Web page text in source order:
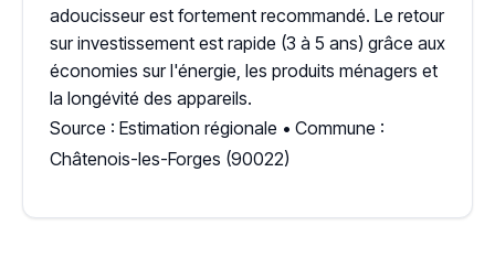
adoucisseur est fortement recommandé. Le retour
sur investissement est rapide (3 à 5 ans) grâce aux
économies sur l'énergie, les produits ménagers et
la longévité des appareils.
Source : Estimation régionale • Commune :
Châtenois-les-Forges (90022)